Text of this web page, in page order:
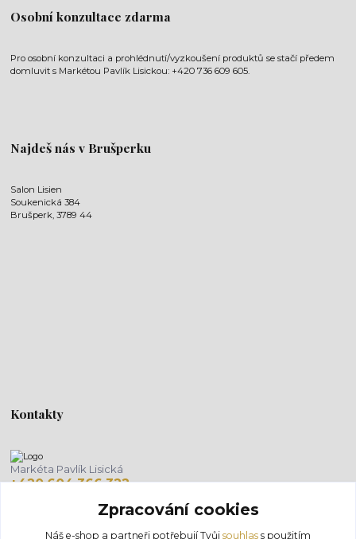
Osobní konzultace zdarma
Pro osobní konzultaci a prohlédnutí/vyzkoušení produktů se stačí předem
domluvit s Markétou Pavlík Lisickou: +420 736 609 605.
Najdeš nás v Brušperku
Salon Lisien
Soukenická 384
Brušperk, 3789 44
Kontakty
Markéta Pavlík Lisická
+420 604 366 322
info@salonlisien.com
Zpracování cookies
Náš e-shop a partneři potřebují Tvůj souhlas s použitím